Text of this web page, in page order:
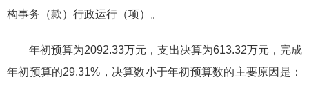
构事务（款）行政运行（项）。
年初预算为2092.33万元，支出决算为613.32万元，完成
年初预算的29.31%，决算数小于年初预算数的主要原因是：